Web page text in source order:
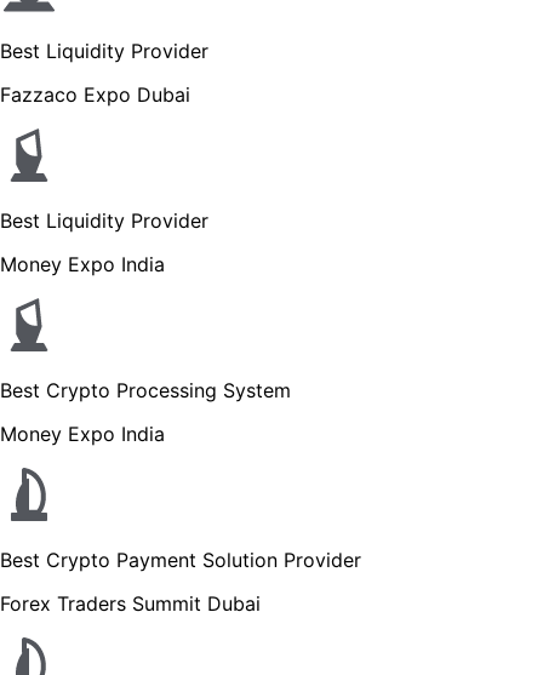
Best Liquidity Provider
Fazzaco Expo Dubai
Best Liquidity Provider
Money Expo India
Best Crypto Processing System
Money Expo India
Best Crypto Payment Solution Provider
Forex Traders Summit Dubai